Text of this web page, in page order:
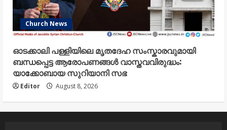
Church News
ഓടക്കാലി പള്ളിയിലെ മൃതദേഹ സംസ്കാരവുമായി
ബന്ധപ്പെട്ട ആരോപണങ്ങൾ വാസ്തവവിരുദ്ധം:
യാക്കോബായ സുറിയാനി സഭ
Editor August 8, 2026